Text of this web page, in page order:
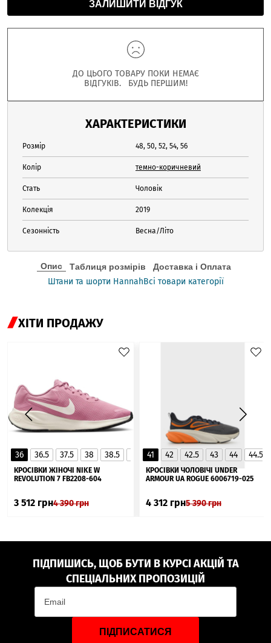
ЗАЛИШИТИ ВІДГУК
ДО ЦЬОГО ТОВАРУ ПОКИ НЕМАЄ
ВІДГУКІВ. БУДЬ ПЕРШИМ!
ХАРАКТЕРИСТИКИ
Розмір 48, 50, 52, 54, 56
Колір темно-коричневий
Стать Чоловік
Колекція 2019
Сезонність Весна/Літо
Опис Таблиця розмірів Доставка і Оплата
Штани та шорти HannahВсі товари категорії
ХІТИ ПРОДАЖУ
36 36.5 37.5 38 38.5 40 40.5
41
▲
КРОСІВКИ ЖІНОЧІ NIKE W
REVOLUTION 7 FB2208-604
3 512 грн4 390грн
41 42 42.5 43 44 44.5
КРОСІВКИ ЧОЛОВІЧІ UNDER
ARMOUR UA ROGUE 6006719-025
4 312 грн5 390грн
ПІДПИШИСЬ, ЩОБ БУТИ В КУРСІ АКЦІЙ ТА
СПЕЦІАЛЬНИХ ПРОПОЗИЦІЙ
ПІДПИСАТИСЯ